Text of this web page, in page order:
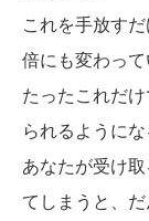
これを手放す
倍にも変わって
たったこれだ
られるようにな
あなたが受け
てしまうと、